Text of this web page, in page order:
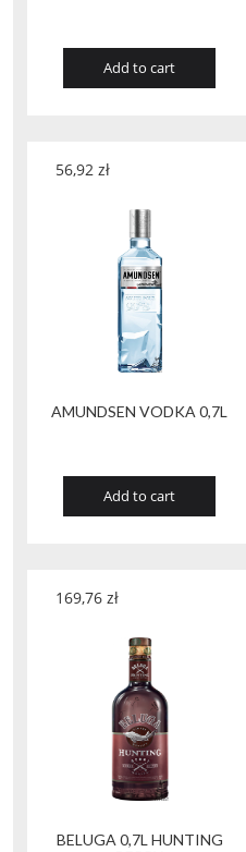
Add to cart
AMUNDSEN VODKA 0,7L
56,92 zł
Add to cart
BELUGA 0,7L HUNTING
169,76 zł